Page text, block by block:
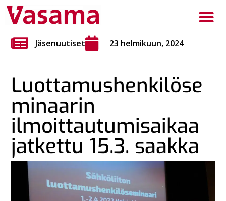
Jäsenuutiset 23 helmikuun, 2024
Luottamushenkilöse
minaarin
ilmoittautumisaikaa
jatkettu 15.3. saakka